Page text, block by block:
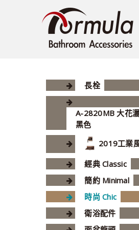
長栓
A-2820MB 大花
黑色
2019工業
經典 Classic
簡約 Minimal
時尚 Chic
衛浴配件